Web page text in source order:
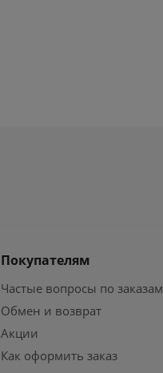
Покупателям
Частые вопросы по заказам
Обмен и возврат
Акции
Как оформить заказ